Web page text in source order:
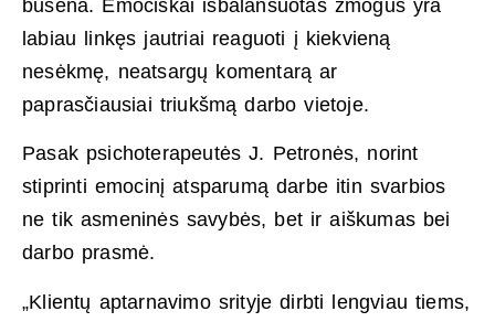
būsena. Emociškai išbalansuotas žmogus yra
labiau linkęs jautriai reaguoti į kiekvieną
nesėkmę, neatsargų komentarą ar
paprasčiausiai triukšmą darbo vietoje.
Pasak psichoterapeutės J. Petronės, norint
stiprinti emocinį atsparumą darbe itin svarbios
ne tik asmeninės savybės, bet ir aiškumas bei
darbo prasmė.
„Klientų aptarnavimo srityje dirbti lengviau tiems,